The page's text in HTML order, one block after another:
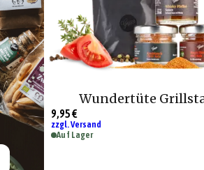
Wundertüte
9,95 €
zzgl. Versand
Auf Lager